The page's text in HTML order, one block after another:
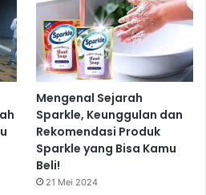
Mengenal Sejarah
Sparkle, Keunggulan dan
Rekomendasi Produk
Sparkle yang Bisa Kamu
Beli!
21 Mei 2024